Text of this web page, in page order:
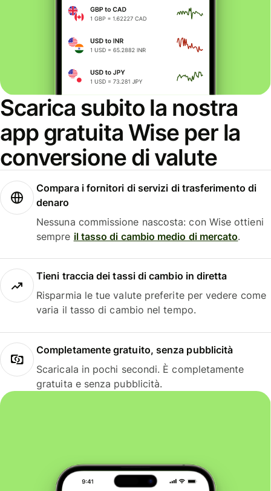
Scarica subito la nostra
app gratuita Wise per la
conversione di valute
Compara i fornitori di servizi di trasferimento di
denaro
Nessuna commissione nascosta: con Wise ottieni
sempre il tasso di cambio medio di mercato.
Tieni traccia dei tassi di cambio in diretta
Risparmia le tue valute preferite per vedere come
varia il tasso di cambio nel tempo.
Completamente gratuito, senza pubblicità
Scaricala in pochi secondi. È completamente
gratuita e senza pubblicità.